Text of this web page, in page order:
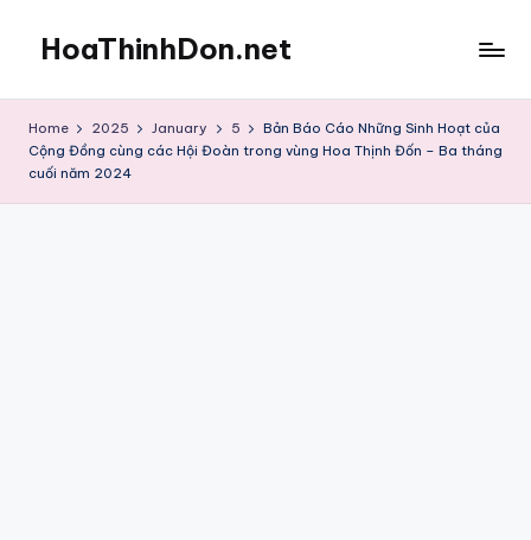
content
HoaThinhDon.net
in
Washington
Home 2025 January 5
Bản Báo Cáo Những Sinh Hoạt của
Cộng Đồng cùng các Hội Đoàn trong vùng Hoa Thịnh Đốn – Ba tháng
cuối năm 2024